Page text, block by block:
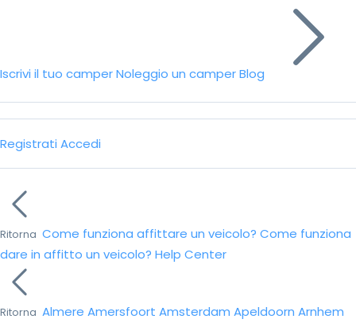
Iscrivi il tuo camperNoleggio un camperBlog
Registrati Accedi
Ritorna Come funziona affittare un veicolo? Come funziona
dare in affitto un veicolo? Help Center
Ritorna Almere Amersfoort Amsterdam Apeldoorn Arnhem